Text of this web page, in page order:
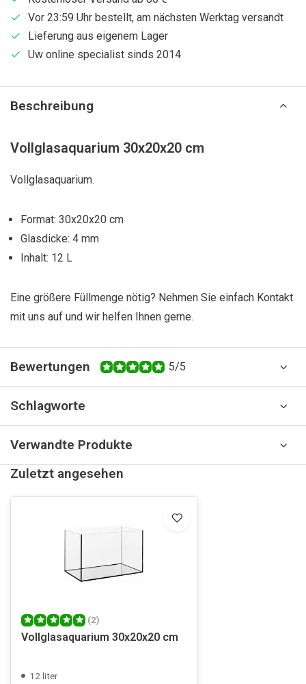
Vor 23:59 Uhr bestellt, am nächsten Werktag versandt
Lieferung aus eigenem Lager
Uw online specialist sinds 2014
Beschreibung
Vollglasaquarium 30x20x20 cm
Vollglasaquarium.
Format: 30x20x20 cm
Glasdicke: 4 mm
Inhalt: 12 L
Eine größere Füllmenge nötig? Nehmen Sie einfach Kontakt
mit uns auf und wir helfen Ihnen gerne.
Bewertungen 5/5
Schlagworte
Verwandte Produkte
Zuletzt angesehen
(2)
Vollglasaquarium 30x20x20 cm
12 liter